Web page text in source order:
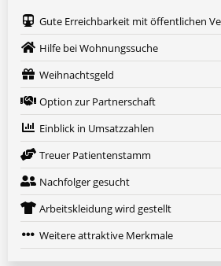
Gute Erreichbarkeit mit öffentlichen
Hilfe bei Wohnungssuche
Weihnachtsgeld
Option zur Partnerschaft
Einblick in Umsatzzahlen
Treuer Patientenstamm
Nachfolger gesucht
Arbeitskleidung wird gestellt
Weitere attraktive Merkmale